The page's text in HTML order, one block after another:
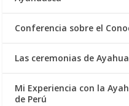
Conferencia sobre el
Las ceremonias de
Mi Experiencia con la
de Perú